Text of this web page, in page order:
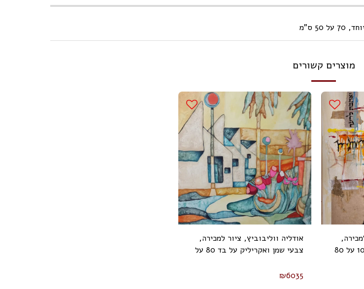
ס"מ
מוצרים קשורים
טכניקה מעורבת על בד 100 על 80
אודליה ווליבוביץ, ציור למכירה,
צבעי שמן ואקריליק על בד 80 על
₪6035